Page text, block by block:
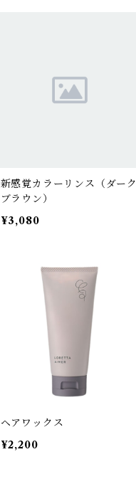
新感覚カラーリンス（ダーク
ブラウン）
¥3,080
ヘアワックス
¥2,200